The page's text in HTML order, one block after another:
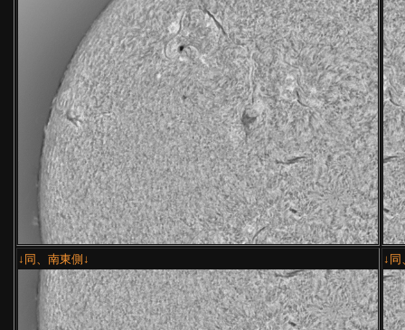
↓同、南東側↓ ↓同